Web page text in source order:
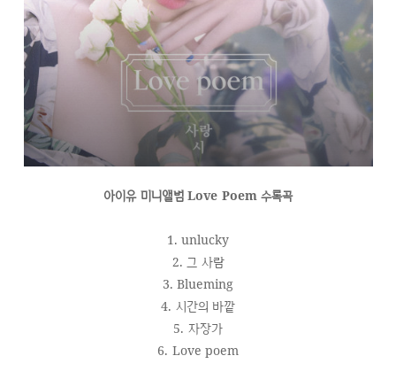
아이유 미니앨범 Love Poem 수록곡
1. unlucky
2. 그 사람
3. Blueming
4. 시간의 바깥
5. 자장가
6. Love poem